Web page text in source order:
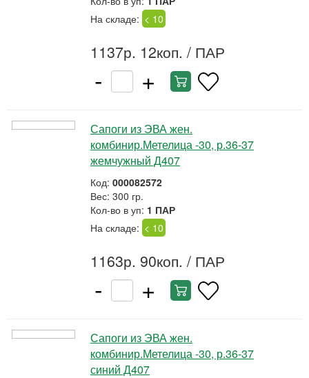
На складе: < 10
1137р. 12коп. / ПАР
- +
Сапоги из ЭВА жен.
комбинир.Метелица -30, р.36-37
жемчужный Д407
Код: 000082572
Вес: 300 гр.
Кол-во в уп: 1 ПАР
На складе: < 10
1163р. 90коп. / ПАР
- +
Сапоги из ЭВА жен.
комбинир.Метелица -30, р.36-37
синий Д407